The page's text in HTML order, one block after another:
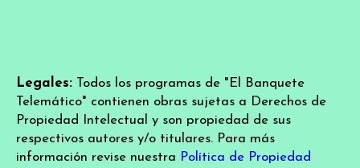
Legales: Todos los programas de "El Banquete
Telemático" contienen obras sujetas a Derechos de
Propiedad Intelectual y son propiedad de sus
respectivos autores y/o titulares. Para más
información revise nuestra Política de Propiedad